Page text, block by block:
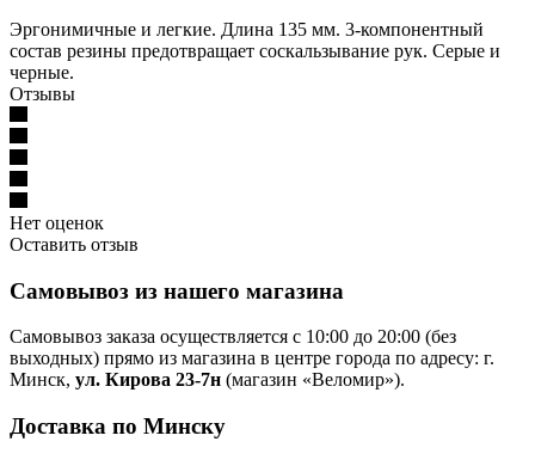
Эргонимичные и легкие. Длина 135 мм. 3-компонентный
состав резины предотвращает соскальзывание рук. Серые и
черные.
Отзывы
Нет оценок
Оставить отзыв
Самовывоз из нашего магазина
Самовывоз заказа осуществляется с 10:00 до 20:00 (без
выходных) прямо из магазина в центре города по адресу: г.
Минск, ул. Кирова 23-7н (магазин «Веломир»).
Доставка по Минску